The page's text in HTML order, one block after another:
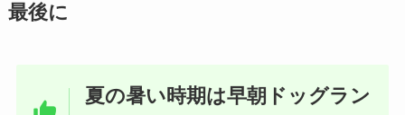
最後に
夏の暑い時期は早朝ドッグラン